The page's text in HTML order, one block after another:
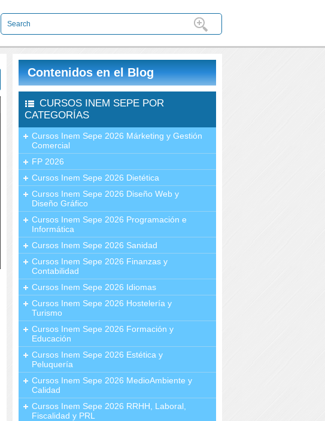
Contenidos en el Blog
CURSOS INEM SEPE POR
CATEGORÍAS
Cursos Inem Sepe 2026 Márketing y Gestión
Comercial
FP 2026
Cursos Inem Sepe 2026 Dietética
Cursos Inem Sepe 2026 Diseño Web y
Diseño Gráfico
Cursos Inem Sepe 2026 Programación e
Informática
Cursos Inem Sepe 2026 Sanidad
Cursos Inem Sepe 2026 Finanzas y
Contabilidad
Cursos Inem Sepe 2026 Idiomas
Cursos Inem Sepe 2026 Hostelería y
Turismo
Cursos Inem Sepe 2026 Formación y
Educación
Cursos Inem Sepe 2026 Estética y
Peluquería
Cursos Inem Sepe 2026 MedioAmbiente y
Calidad
Cursos Inem Sepe 2026 RRHH, Laboral,
Fiscalidad y PRL